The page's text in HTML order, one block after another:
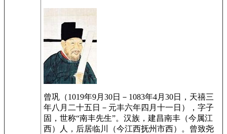
曾巩（1019年9月30日－1083年4月30日，天禧三
年八月二十五日－元丰六年四月十一日），字子
固，世称“南丰先生”。汉族，建昌南丰（今属江
西）人，后居临川（今江西抚州市西）。曾致尧